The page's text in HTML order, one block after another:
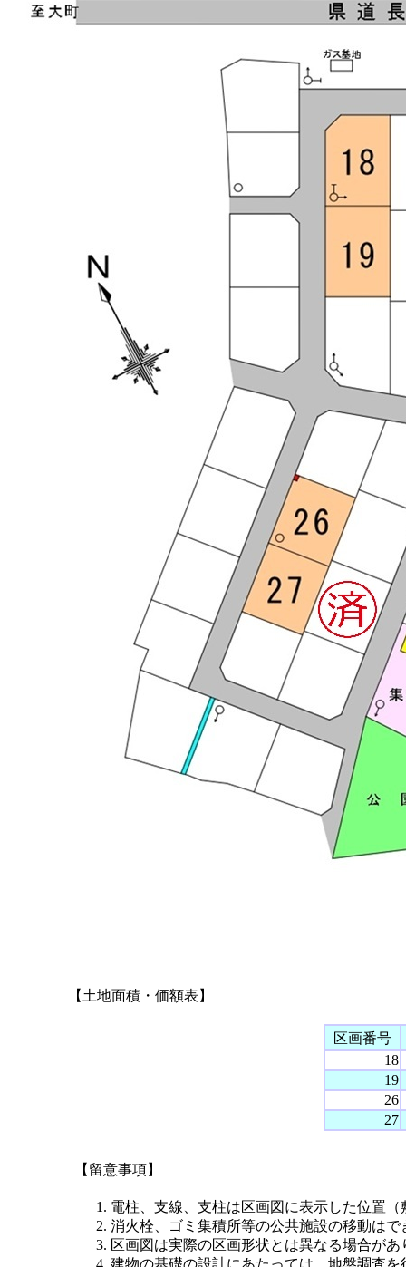
【土地面積・価額表】
区画番号
18
19
26
27
【留意事項】
電柱、支線、支柱は区画図に表示した位置
消火栓、ゴミ集積所等の公共施設の移動はで
区画図は実際の区画形状とは異なる場合があ
建物の基礎の設計にあたっては、地盤調査